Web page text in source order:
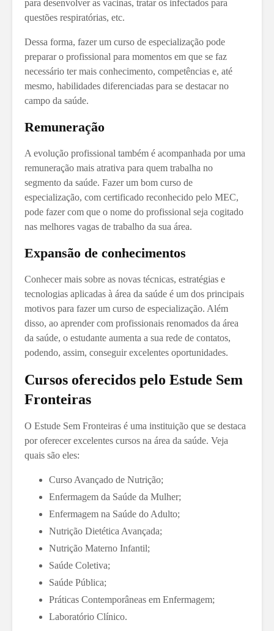
para desenvolver as vacinas, tratar os infectados para
questões respiratórias, etc.
Dessa forma, fazer um curso de especialização pode
preparar o profissional para momentos em que se faz
necessário ter mais conhecimento, competências e, até
mesmo, habilidades diferenciadas para se destacar no
campo da saúde.
Remuneração
A evolução profissional também é acompanhada por uma
remuneração mais atrativa para quem trabalha no
segmento da saúde. Fazer um bom curso de
especialização, com certificado reconhecido pelo MEC,
pode fazer com que o nome do profissional seja cogitado
nas melhores vagas de trabalho da sua área.
Expansão de conhecimentos
Conhecer mais sobre as novas técnicas, estratégias e
tecnologias aplicadas à área da saúde é um dos principais
motivos para fazer um curso de especialização. Além
disso, ao aprender com profissionais renomados da área
da saúde, o estudante aumenta a sua rede de contatos,
podendo, assim, conseguir excelentes oportunidades.
Cursos oferecidos pelo Estude Sem
Fronteiras
O Estude Sem Fronteiras é uma instituição que se destaca
por oferecer excelentes cursos na área da saúde. Veja
quais são eles:
Curso Avançado de Nutrição;
Enfermagem da Saúde da Mulher;
Enfermagem na Saúde do Adulto;
Nutrição Dietética Avançada;
Nutrição Materno Infantil;
Saúde Coletiva;
Saúde Pública;
Práticas Contemporâneas em Enfermagem;
Laboratório Clínico.